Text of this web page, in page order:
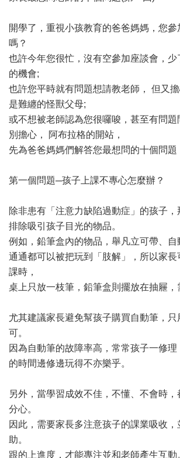
開學了，重視小孩教育的爸爸媽媽，您參
嗎？
也許今年您很忙，沒有空參加座談會，少
的機會;
也許您平時就有問題想請教老師， 但又
是難纏的怪獸父母;
或不想被老師認為您很囉唆，甚至有問題
別擔心， 阿布拉格的開站，
先為爸爸媽媽們解答您最想問的十個問題
第一個問題─孩子上課不專心怎麼辦？
除非患有「注意力缺陷過動症」的孩子
排除吸引孩子目光的物品。
例如，鉛筆盒內的物品，舉凡立可帶、自
通通都可以被把玩到「肢解」，所以家長
課時，
桌上只放一枝筆，鉛筆盒則擺放在抽屜，
尤其建議家長避免幫孩子購買自動筆，只
可。
因為自動筆的故障率高，常常孩子一修
的時間邊修邊玩得不亦樂乎。
另外，當學習成效不佳，不懂、不會時
分心。
因此，需要家長多注意孩子的課業吸收
助。
跟的上進度，才能專注並和老師產生互動